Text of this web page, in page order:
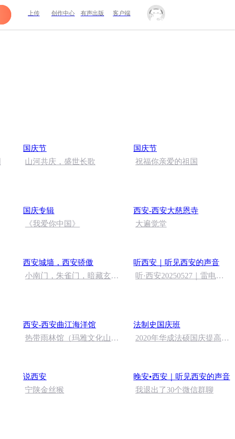
上传 创作中心 有声出版 客户端
国庆节
山河共庆，盛世长歌
国庆节
祝福你亲爱的祖国
国庆专辑
《我爱你中国》
西安-西安大慈恩寺
大遍觉堂
西安城墙，西安骄傲
小南门，朱雀门，暗藏玄机
听西安｜听见西安的声音
听·西安20250527｜雷电、
西安-西安曲江海洋馆
热带雨林馆（玛雅文化山
法制史国庆班
2020年华成法硕国庆提高班
说西安
宁陕金丝猴
晚安•西安｜听见西安的声音
我退出了30个微信群聊